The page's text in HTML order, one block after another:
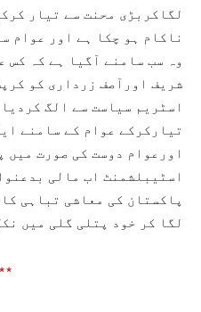
لگاکربڑی محنت سے تیار
ناکام ہو چکا ہے اور عوام
وہ سب سامنے آگیا ہے کہ کس
شریف اورآصف زرداری کو
اسٹریم سیاست سے الگ
تیارکرکے عوام کے سامنے
اورعوام دوست کی صورت میں
اسٹیبلشمنٹ اب مالی
پاکستان کی معاشی تباہی
لگا کر خود پتلی گلی میں